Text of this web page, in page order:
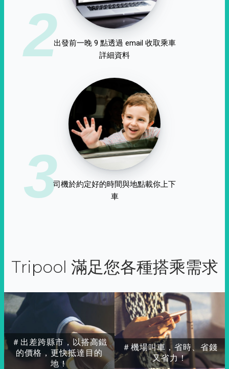
2出發前一晚 9 點透過 email 收取乘車
詳細資料
3司機於約定好的時間與地點載你上下
車
Tripool 滿足您各種搭乘需求
＃出差跨縣市，以搭高鐵
的價格，更快抵達目的
地！
＃機場叫車，省時、省錢
又省力！